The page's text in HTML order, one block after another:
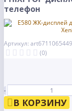
телефон
Артикул:
(0)
-
В КОРЗИНУ